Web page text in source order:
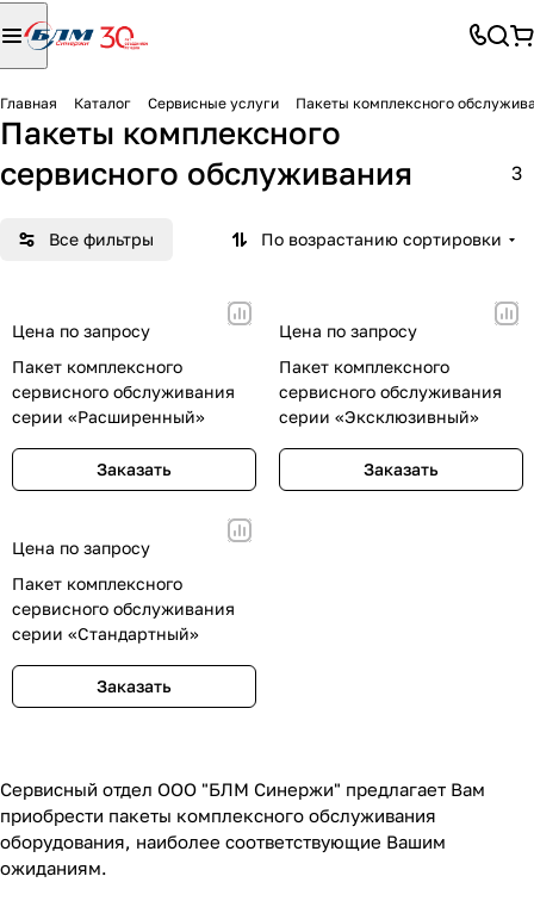
Главная Каталог Сервисные услуги Пакеты комплексного
Пакеты комплексного
сервисного обслуживания
3
Все фильтры По возрастанию сортировки
Цена по запросу
Пакет комплексного
сервисного обслуживания
серии «Расширенный»
Заказать
Цена по запросу
Пакет комплексного
сервисного обслуживания
серии «Эксклюзивный»
Заказать
Цена по запросу
Пакет комплексного
сервисного обслуживания
серии «Стандартный»
Заказать
Сервисный отдел ООО "БЛМ Синержи" предлагает Вам
приобрести пакеты комплексного обслуживания
оборудования, наиболее соответствующие Вашим
ожиданиям.